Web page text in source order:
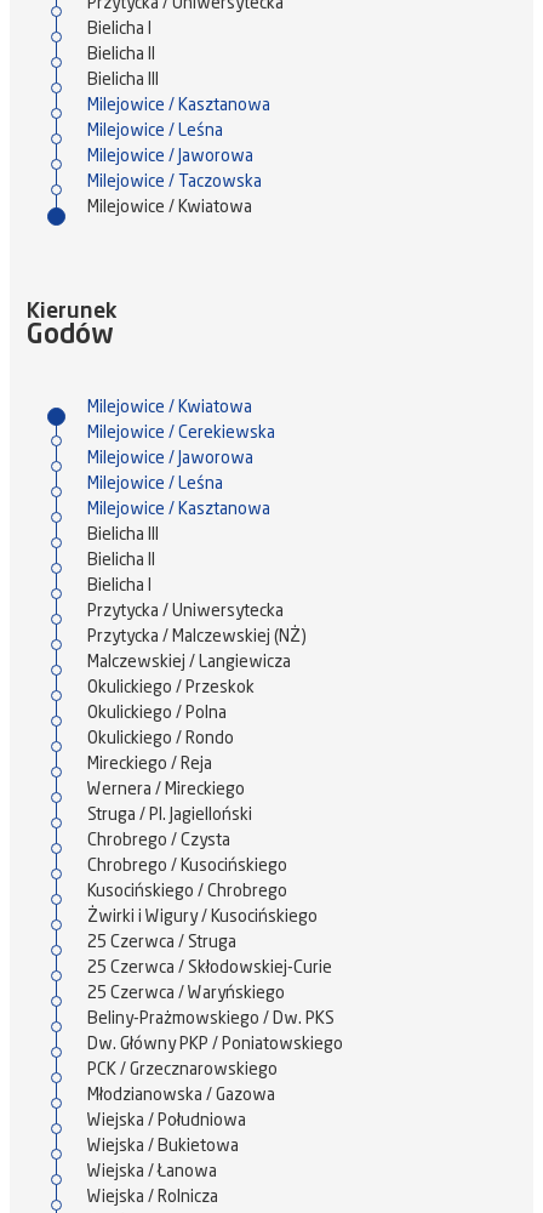
Przytycka / Uniwersytecka
Bielicha I
Bielicha II
Bielicha III
Milejowice / Kasztanowa
Milejowice / Leśna
Milejowice / Jaworowa
Milejowice / Taczowska
Milejowice / Kwiatowa
Kierunek
Godów
Milejowice / Kwiatowa
Milejowice / Cerekiewska
Milejowice / Jaworowa
Milejowice / Leśna
Milejowice / Kasztanowa
Bielicha III
Bielicha II
Bielicha I
Przytycka / Uniwersytecka
Przytycka / Malczewskiej (NŻ)
Malczewskiej / Langiewicza
Okulickiego / Przeskok
Okulickiego / Polna
Okulickiego / Rondo
Mireckiego / Reja
Wernera / Mireckiego
Struga / Pl. Jagielloński
Chrobrego / Czysta
Chrobrego / Kusocińskiego
Kusocińskiego / Chrobrego
Żwirki i Wigury / Kusocińskiego
25 Czerwca / Struga
25 Czerwca / Skłodowskiej-Curie
25 Czerwca / Waryńskiego
Beliny-Prażmowskiego / Dw. PKS
Dw. Główny PKP / Poniatowskiego
PCK / Grzecznarowskiego
Młodzianowska / Gazowa
Wiejska / Południowa
Wiejska / Bukietowa
Wiejska / Łanowa
Wiejska / Rolnicza